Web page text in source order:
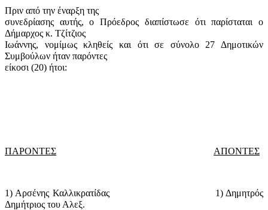
Πριν από την έναρξη της
συνεδρίασης αυτής, ο Πρόεδρος διαπίστωσε ότι παρίσταται ο
Δήμαρχος κ. Τζίτζιος
Ιωάννης, νομίμως κληθείς και ότι σε σύνολο 27 Δημοτικών
Συμβούλων ήταν παρόντες
είκοσι (20) ήτοι:
ΠΑΡΟΝΤΕΣ ΑΠΟΝΤΕΣ
1) Αρσένης Καλλικρατίδας
1) Δημητρός
Δημήτριος του Αλεξ.